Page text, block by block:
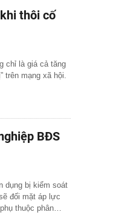
thôi cố
chỉ là giá cả tăng
trên mạng xã hội.
BĐS
dụng bị kiểm soát
đối mặt áp lực
thuộc phân…